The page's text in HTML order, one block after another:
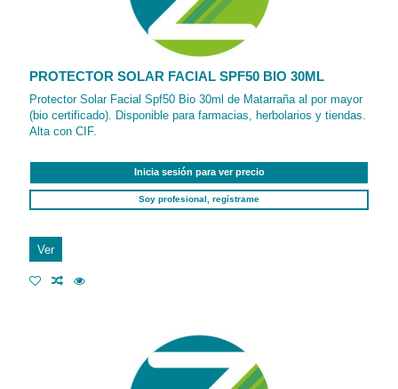
PROTECTOR SOLAR FACIAL SPF50 BIO 30ML
Protector Solar Facial Spf50 Bio 30ml de Matarraña al por mayor
(bio certificado). Disponible para farmacias, herbolarios y tiendas.
Alta con CIF.
Inicia sesión para ver precio
Soy profesional, regístrame
Ver